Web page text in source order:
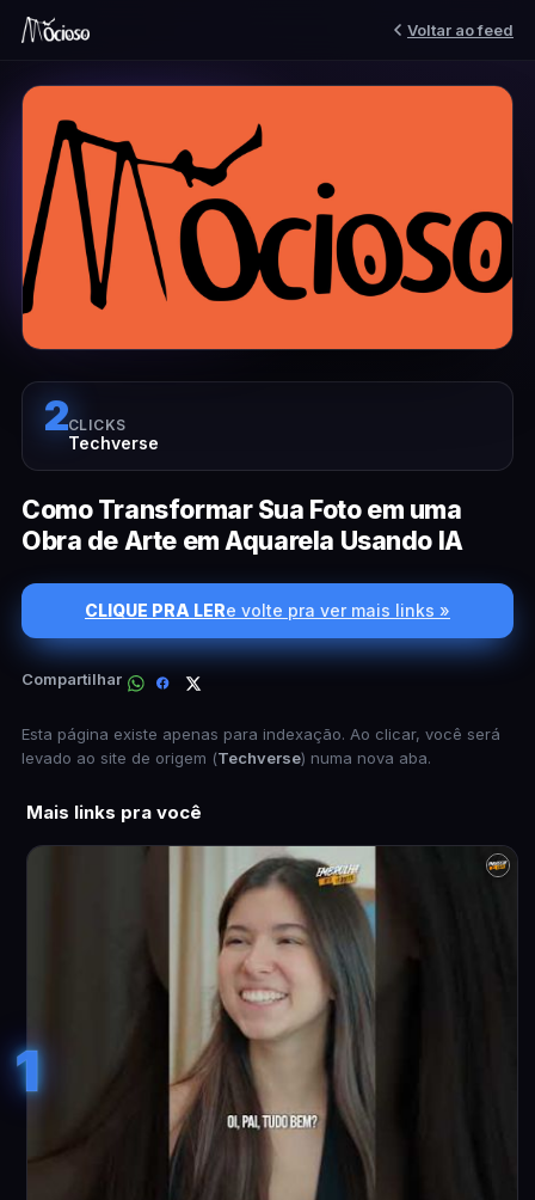
Voltar ao feed
2CLICKS
Techverse
Como Transformar Sua Foto em uma
Obra de Arte em Aquarela Usando IA
CLIQUE PRA LERe volte pra ver mais links »
Compartilhar
Esta página existe apenas para indexação. Ao clicar, você será
levado ao site de origem (Techverse) numa nova aba.
Mais links pra você
1